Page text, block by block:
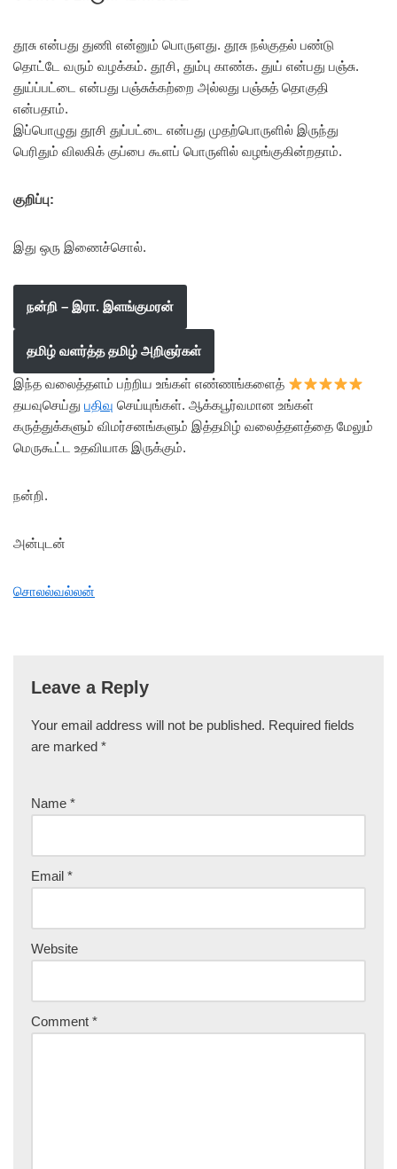
தூசு என்பது துணி என்னும் பொருளது. தூசு நல்குதல் பண்டு
தொட்டே வரும் வழக்கம். தூசி, தும்பு காண்க. துய் என்பது பஞ்சு.
துய்ப்பட்டை என்பது பஞ்சுக்கற்றை அல்லது பஞ்சுத் தொகுதி
என்பதாம்.
இப்பொழுது தூசி துப்பட்டை என்பது முதற்பொருளில் இருந்து
பெரிதும் விலகிக் குப்பை கூளப் பொருளில் வழங்குகின்றதாம்.
குறிப்பு:
இது ஒரு இணைச்சொல்.
நன்றி – இரா. இளங்குமரன்
தமிழ் வளர்த்த தமிழ் அறிஞர்கள்
இந்த வலைத்தளம் பற்றிய உங்கள் எண்ணங்களைத்
தயவுசெய்து பதிவு செய்யுங்கள். ஆக்கபூர்வமான உங்கள்
கருத்துக்களும் விமர்சனங்களும் இத்தமிழ் வலைத்தளத்தை மேலும்
மெருகூட்ட உதவியாக இருக்கும்.
நன்றி.
அன்புடன்
சொலல்வல்லன்
Leave a Reply
Your email address will not be published. Required fields
are marked *
Name *
Email *
Website
Comment *